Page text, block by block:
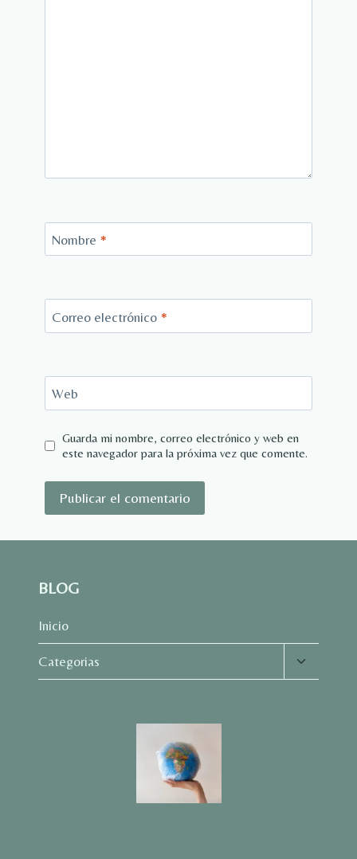
Nombre *
Correo electrónico *
Web
Guarda mi nombre, correo electrónico y web en
este navegador para la próxima vez que comente.
BLOG
Inicio
Categorias
Alternar
menú